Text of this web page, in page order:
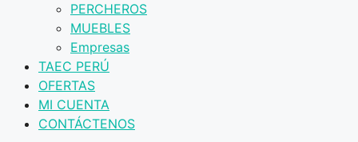
PERCHEROS
MUEBLES
Empresas
TAEC PERÚ
OFERTAS
MI CUENTA
CONTÁCTENOS